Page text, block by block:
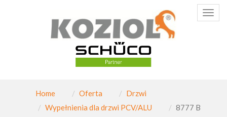
menu
Home Oferta
Drzwi
Wypełnienia dla drzwi PCV/ALU
8777 B